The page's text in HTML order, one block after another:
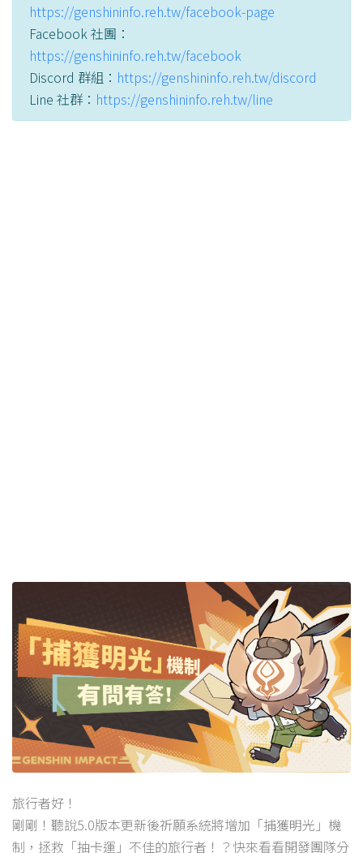
https://genshininfo.reh.tw/facebook-page
Facebook 社團：
https://genshininfo.reh.tw/facebook
Discord 群組： https://genshininfo.reh.tw/discord
Line 社群： https://genshininfo.reh.tw/line
旅行者好！
剛剛！聽說5.0版本更新後祈願系統將增加「捕獲明光」機
制，拯救「抽卡運」不佳的旅行者！？快來看看開發團隊分